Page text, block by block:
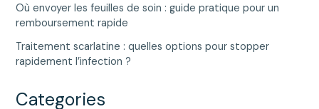
Où envoyer les feuilles de soin : guide pratique pour un
remboursement rapide
Traitement scarlatine : quelles options pour stopper
rapidement l’infection ?
Categories